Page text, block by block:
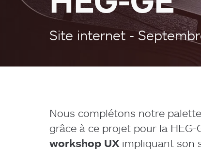
Site internet -
Nous complétons notre
grâce à ce projet pour la HEG-
workshop UX impliquant son